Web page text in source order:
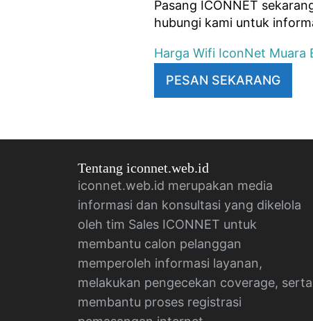
Pasang ICONNET
hubungi kami untuk
Harga Wifi IconNet Muara
PESAN SEKARANG
Tentang iconnet.web.id
iconnet.web.id merupakan media
informasi dan konsultasi yang dikelola
oleh tim Sales ICONNET untuk
membantu calon pelanggan
memperoleh informasi layanan,
melakukan pengecekan coverage, serta
membantu proses registrasi